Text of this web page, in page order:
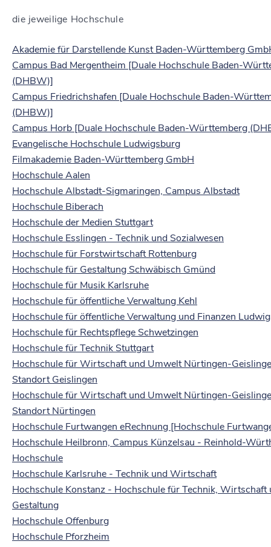
die jeweilige Hochschule
Akademie für Darstellende Kunst Baden-Württemberg
Campus Bad Mergentheim [Duale Hochschule Baden-
(DHBW)]
Campus Friedrichshafen [Duale Hochschule Baden-
(DHBW)]
Campus Horb [Duale Hochschule Baden-Württemberg
Evangelische Hochschule Ludwigsburg
Filmakademie Baden-Württemberg GmbH
Hochschule Aalen
Hochschule Albstadt-Sigmaringen, Campus Albstadt
Hochschule Biberach
Hochschule der Medien Stuttgart
Hochschule Esslingen - Technik und Sozialwesen
Hochschule für Forstwirtschaft Rottenburg
Hochschule für Gestaltung Schwäbisch Gmünd
Hochschule für Musik Karlsruhe
Hochschule für öffentliche Verwaltung Kehl
Hochschule für öffentliche Verwaltung und Finanzen
Hochschule für Rechtspflege Schwetzingen
Hochschule für Technik Stuttgart
Hochschule für Wirtschaft und Umwelt Nürtingen-
Standort Geislingen
Hochschule für Wirtschaft und Umwelt Nürtingen-
Standort Nürtingen
Hochschule Furtwangen eRechnung [Hochschule
Hochschule Heilbronn, Campus Künzelsau - Reinhold-
Hochschule
Hochschule Karlsruhe - Technik und Wirtschaft
Hochschule Konstanz - Hochschule für Technik, Wirtschaft
Gestaltung
Hochschule Offenburg
Hochschule Pforzheim